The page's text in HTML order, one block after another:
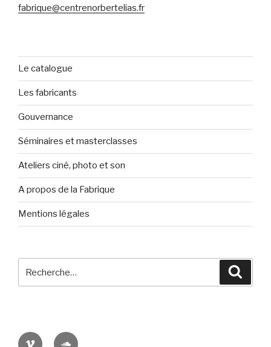
fabrique@centrenorbertelias.fr
Le catalogue
Les fabricants
Gouvernance
Séminaires et masterclasses
Ateliers ciné, photo et son
A propos de la Fabrique
Mentions légales
pour
Viméo Soundcloud